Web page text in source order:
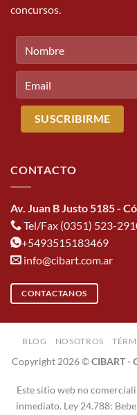
concursos.
CONTACTO
Av. Juan B Justo 5185 -
Tel/Fax (0351) 523-
+5493515183469
info@cibart.com.ar
CONTACTANOS
BLOG NOSOTROS
Copyright 2026 ©CIBART -
Este sitio web no
inmediato. Ley 24.788: